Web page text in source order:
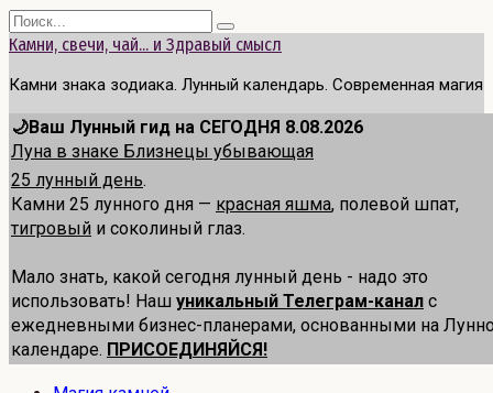
Перейти
к
Search
for:
Камни, свечи, чай... и Здравый смысл
Камни знака зодиака. Лунный календарь. Современная магия
🌙Ваш Лунный гид на СЕГОДНЯ 8.08.2026
Луна в знаке Близнецы убывающая
25 лунный день.
Камни 25 лунного дня — красная яшма, полевой шпат,
тигровый и соколиный глаз.
Мало знать, какой сегодня лунный день - надо это
использовать! Наш уникальный Телеграм-канал с
ежедневными бизнес-планерами, основанными на
календаре. ПРИСОЕДИНЯЙСЯ!